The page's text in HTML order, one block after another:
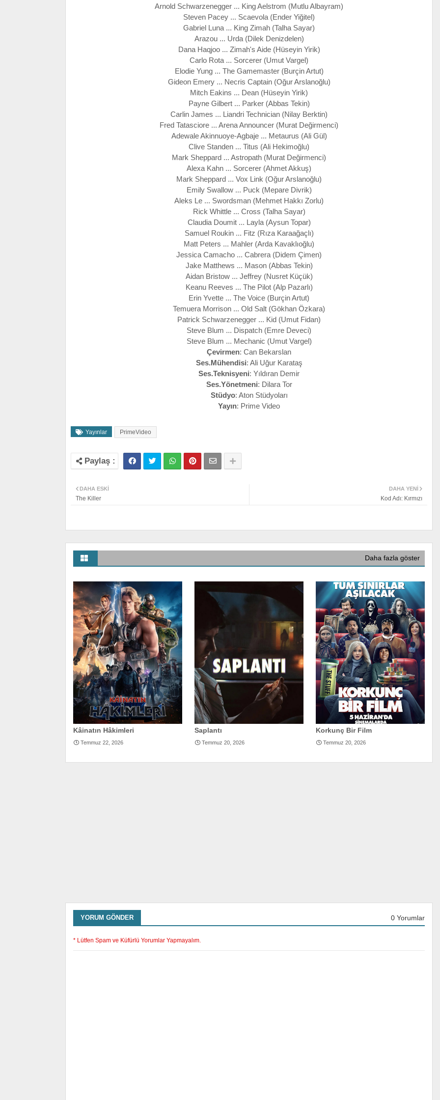
Arnold Schwarzenegger ... King Aelstrom (Mutlu Albayram)
Steven Pacey ... Scaevola (Ender Yiğitel)
Gabriel Luna ... King Zimah (Talha Sayar)
Arazou ... Urda (Dilek Denizdelen)
Dana Haqjoo ... Zimah's Aide (Hüseyin Yirik)
Carlo Rota ... Sorcerer (Umut Vargel)
Elodie Yung ... The Gamemaster (Burçin Artut)
Gideon Emery ... Necris Captain (Oğur Arslanoğlu)
Mitch Eakins ... Dean (Hüseyin Yirik)
Payne Gilbert ... Parker (Abbas Tekin)
Carlin James ... Liandri Technician (Nilay Berktin)
Fred Tatasciore ... Arena Announcer (Murat Değirmenci)
Adewale Akinnuoye-Agbaje ... Metaurus (Ali Gül)
Clive Standen ... Titus (Ali Hekimoğlu)
Mark Sheppard ... Astropath (Murat Değirmenci)
Alexa Kahn ... Sorcerer (Ahmet Akkuş)
Mark Sheppard ... Vox Link (Oğur Arslanoğlu)
Emily Swallow ... Puck (Mepare Divrik)
Aleks Le ... Swordsman (Mehmet Hakkı Zorlu)
Rick Whittle ... Cross (Talha Sayar)
Claudia Doumit ... Layla (Aysun Topar)
Samuel Roukin ... Fitz (Rıza Karaağaçlı)
Matt Peters ... Mahler (Arda Kavaklıoğlu)
Jessica Camacho ... Cabrera (Didem Çimen)
Jake Matthews ... Mason (Abbas Tekin)
Aidan Bristow ... Jeffrey (Nusret Küçük)
Keanu Reeves ... The Pilot (Alp Pazarlı)
Erin Yvette ... The Voice (Burçin Artut)
Temuera Morrison ... Old Salt (Gökhan Özkara)
Patrick Schwarzenegger ... Kid (Umut Fidan)
Steve Blum ... Dispatch (Emre Deveci)
Steve Blum ... Mechanic (Umut Vargel)
Çevirmen: Can Bekarslan
Ses.Mühendisi: Ali Uğur Karataş
Ses.Teknisyeni: Yıldıran Demir
Ses.Yönetmeni: Dilara Tor
Stüdyo: Aton Stüdyoları
Yayın: Prime Video
Yayınlar PrimeVideo
DAHA YENI
Kod Adı: Kırmızı
DAHA ESKI
The Killer
Daha fazla göster
Kâinatın Hâkimleri
Temmuz 22, 2026
Saplantı
Temmuz 20, 2026
Korkunç Bir Film
Temmuz 20, 2026
YORUM GÖNDER 0 Yorumlar
* Lütfen Spam ve Küfürlü Yorumlar Yapmayalım.